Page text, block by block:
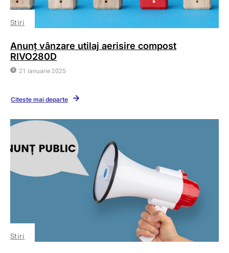
Stiri
Anunț vânzare utilaj aerisire compost
RIVO280D
21 ianuarie 2025
Citeste mai departe
Stiri